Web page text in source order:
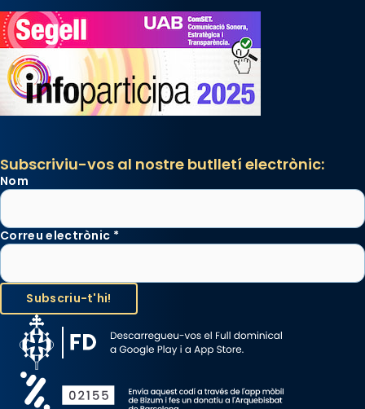
Subscriviu-vos al nostre butlletí electrònic:
Nom
Correu electrònic *